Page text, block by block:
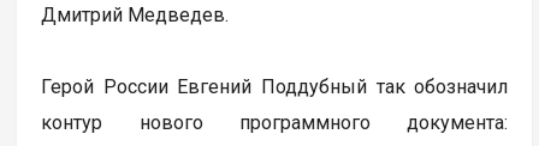
Дмитрий Медведев.
Герой России Евгений Поддубный так обозначил
контур нового программного документа: